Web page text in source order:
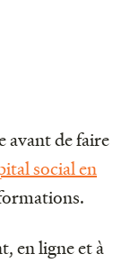
avant de faire
social en
en ligne et à